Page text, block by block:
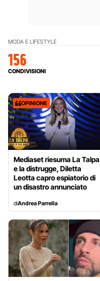
MODA E LIFESTYLE
156
CONDIVISIONI
OPINIONE
Mediaset riesuma La Talpa
e la distrugge, Diletta
Leotta capro espiatorio di
un disastro annunciato
diAndrea Parrella